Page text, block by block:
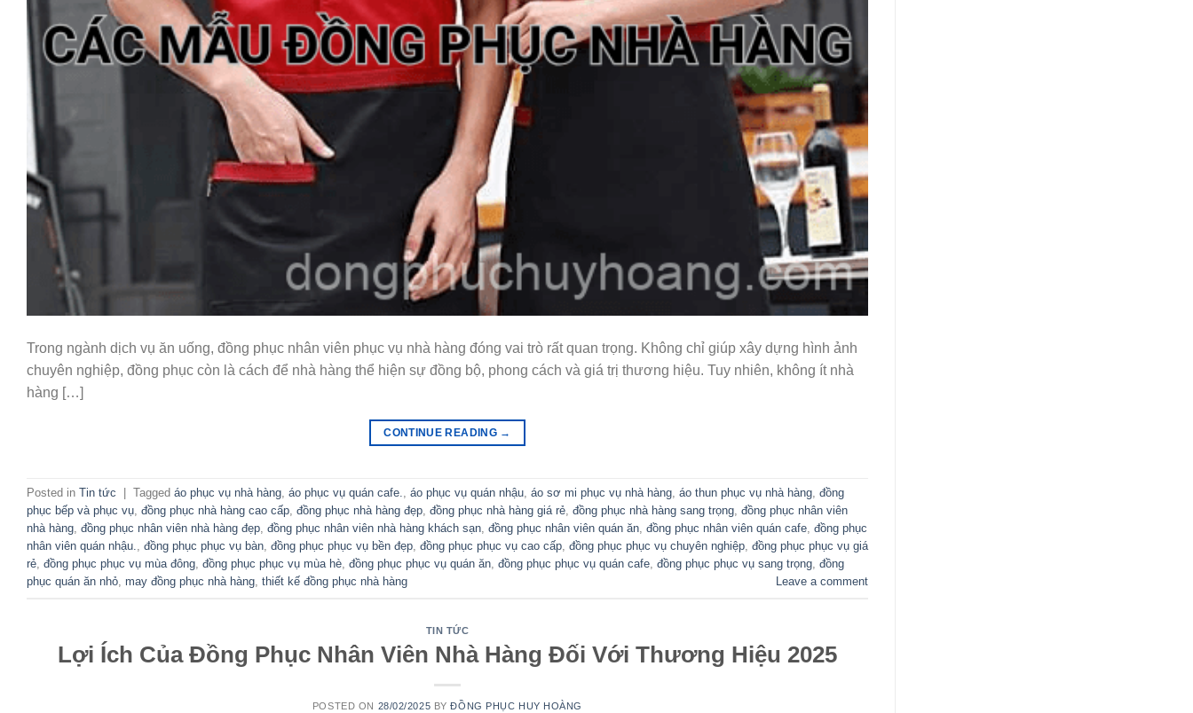
Trong ngành dịch vụ ăn uống, đồng phục nhân viên phục vụ nhà hàng đóng vai trò rất quan trọng. Không chỉ giúp xây dựng hình ảnh
chuyên nghiệp, đồng phục còn là cách để nhà hàng thể hiện sự đồng bộ, phong cách và giá trị thương hiệu. Tuy nhiên, không ít nhà
hàng […]
CONTINUE READING →
Posted in Tin tức Tagged áo phục vụ nhà hàng, áo phục vụ quán cafe., áo phục vụ quán nhậu, áo sơ mi phục vụ nhà hàng, áo thun phục vụ nhà hàng, đồng
phục bếp và phục vụ, đồng phục nhà hàng cao cấp, đồng phục nhà hàng đẹp, đồng phục nhà hàng giá rẻ, đồng phục nhà hàng sang trọng, đồng phục nhân viên
nhà hàng, đồng phục nhân viên nhà hàng đẹp, đồng phục nhân viên nhà hàng khách sạn, đồng phục nhân viên quán ăn, đồng phục nhân viên quán cafe, đồng phục
nhân viên quán nhậu., đồng phục phục vụ bàn, đồng phục phục vụ bền đẹp, đồng phục phục vụ cao cấp, đồng phục phục vụ chuyên nghiệp, đồng phục phục vụ giá
rẻ, đồng phục phục vụ mùa đông, đồng phục phục vụ mùa hè, đồng phục phục vụ quán ăn, đồng phục phục vụ quán cafe, đồng phục phục vụ sang trọng, đồng
phục quán ăn nhỏ, may đồng phục nhà hàng, thiết kế đồng phục nhà hàng Leave a comment
TIN TỨC
Lợi Ích Của Đồng Phục Nhân Viên Nhà Hàng Đối Với Thương Hiệu 2025
POSTED ON 28/02/2025 BYĐỒNG PHỤC HUY HOÀNG